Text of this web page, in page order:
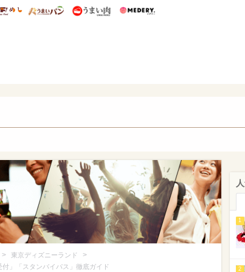
ィズニー特集
うまいめし うまいパン うまい肉
> 東京ディズニーランド >
」「スタンバイパス」徹底ガイド
1
2